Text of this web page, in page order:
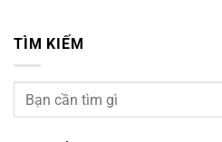
TÌM KIẾM